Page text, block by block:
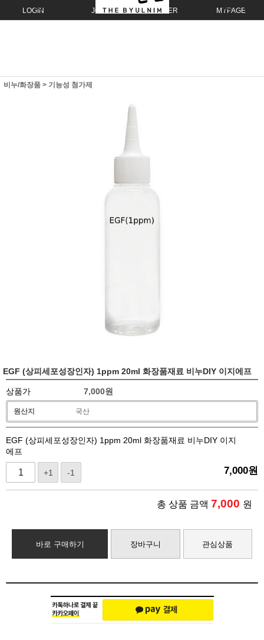
LOGIN JOIN ORDER MYPAGE
비누/화장품 > 기능성 첨가제
EGF (상피세포성장인자) 1ppm 20ml 화장품재료 비누DIY 이지에프
상품가 7,000원
원산지 국산
EGF (상피세포성장인자) 1ppm 20ml 화장품재료 비누DIY 이지
에프
+1 -1 7,000원
총 상품 금액 7,000 원
바로 구매하기 장바구니 관심상품